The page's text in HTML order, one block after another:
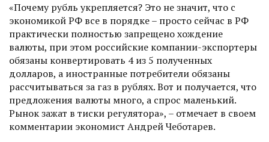
«Почему рубль укрепляется? Это не значит, что с
экономикой РФ все в порядке – просто сейчас в РФ
практически полностью зап­рещено хождение
валюты, при этом российские компании-экспортеры
обязаны конвертировать 4 из 5 полученных
долларов, а иностранные потребители обязаны
рассчитываться за газ в рублях. Вот и получается, что
предложения валюты много, а спрос маленький.
Рынок зажат в тиски регулятора», – отмечает в своем
комментарии экономист Андрей Чеботарев.